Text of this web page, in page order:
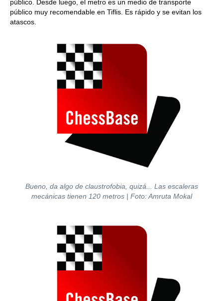
público. Desde luego, el metro es un medio de transporte
público muy recomendable en Tiflis. Es rápido y se evitan los
atascos.
Bueno, da algo de claustrofobia, quizá... Las escaleras
mecánicas tienen 120 metros | Foto: Amruta Mokal